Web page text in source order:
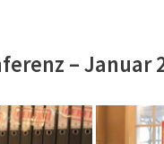
– Januar